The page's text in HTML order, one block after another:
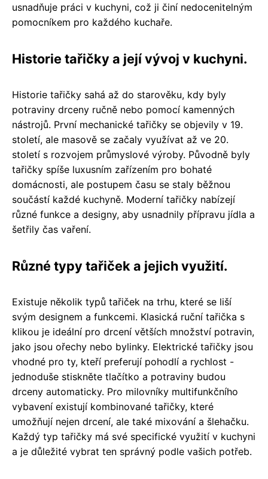
usnadňuje práci v kuchyni, což ji činí nedocenitelným
pomocníkem pro každého kuchaře.
Historie tařičky a její vývoj v kuchyni.
Historie tařičky sahá až do starověku, kdy byly
potraviny drceny ručně nebo pomocí kamenných
nástrojů. První mechanické tařičky se objevily v 19.
století, ale masově se začaly využívat až ve 20.
století s rozvojem průmyslové výroby. Původně byly
tařičky spíše luxusním zařízením pro bohaté
domácnosti, ale postupem času se staly běžnou
součástí každé kuchyně. Moderní tařičky nabízejí
různé funkce a designy, aby usnadnily přípravu jídla a
šetřily čas vaření.
Různé typy tařiček a jejich využití.
Existuje několik typů tařiček na trhu, které se liší
svým designem a funkcemi. Klasická ruční tařička s
klikou je ideální pro drcení větších množství potravin,
jako jsou ořechy nebo bylinky. Elektrické tařičky jsou
vhodné pro ty, kteří preferují pohodlí a rychlost -
jednoduše stiskněte tlačítko a potraviny budou
drceny automaticky. Pro milovníky multifunkčního
vybavení existují kombinované tařičky, které
umožňují nejen drcení, ale také mixování a šlehačku.
Každý typ tařičky má své specifické využití v kuchyni
a je důležité vybrat ten správný podle vašich potřeb.